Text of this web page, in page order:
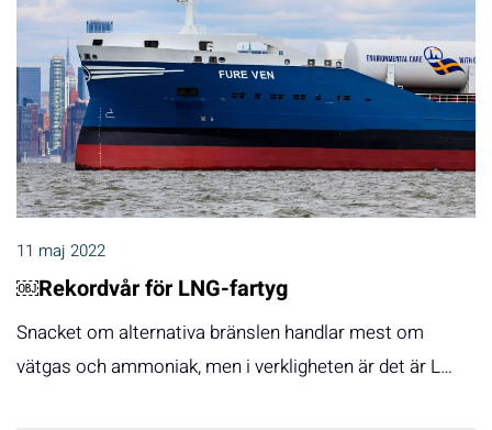
11 maj 2022
￼Rekordvår för LNG-fartyg
Snacket om alternativa bränslen handlar mest om
vätgas och ammoniak, men i verkligheten är det är L…